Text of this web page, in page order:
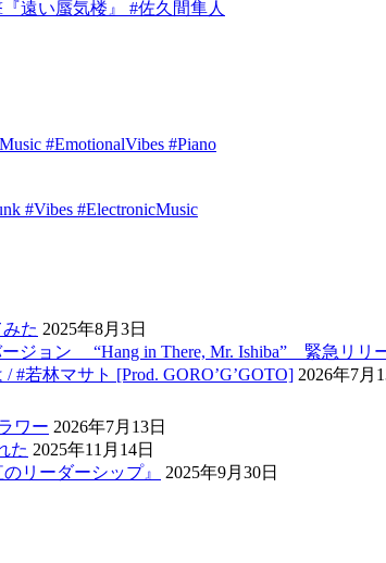
遠い蜃気楼』 #佐久間隼人
#EmotionalVibes #Piano
#Vibes #ElectronicMusic
た 2025年8月3日
ジョン “Hang in There, Mr. Ishiba” 緊急リリ
若林マサト [Prod. GORO’G’GOTO] 2026年7月
ワー 2026年7月13日
た 2025年11月14日
リーダーシップ』
2025年9月30日